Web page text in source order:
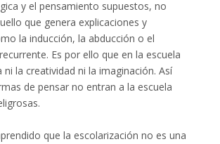
y el pensamiento supuestos, no
que genera explicaciones y
la inducción, la abducción o el
Es por ello que en la escuela
ni la creatividad ni la imaginación. Así
de pensar no entran a la escuela
que la escolarización no es una